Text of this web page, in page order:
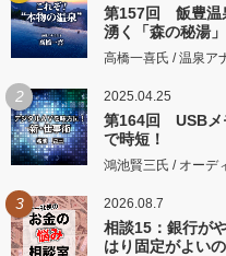
第157回 飯豊温
湧く「森の秘湯」
高橋一喜氏 / 温泉ア
2 2025.04.25
第164回 USBメ
で時短！
鴻池賢三氏 / オー
3 2026.08.7
相談15：銀行が
はり固定がよい